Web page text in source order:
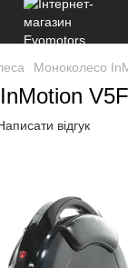
Моноколесо
V5F
відгук